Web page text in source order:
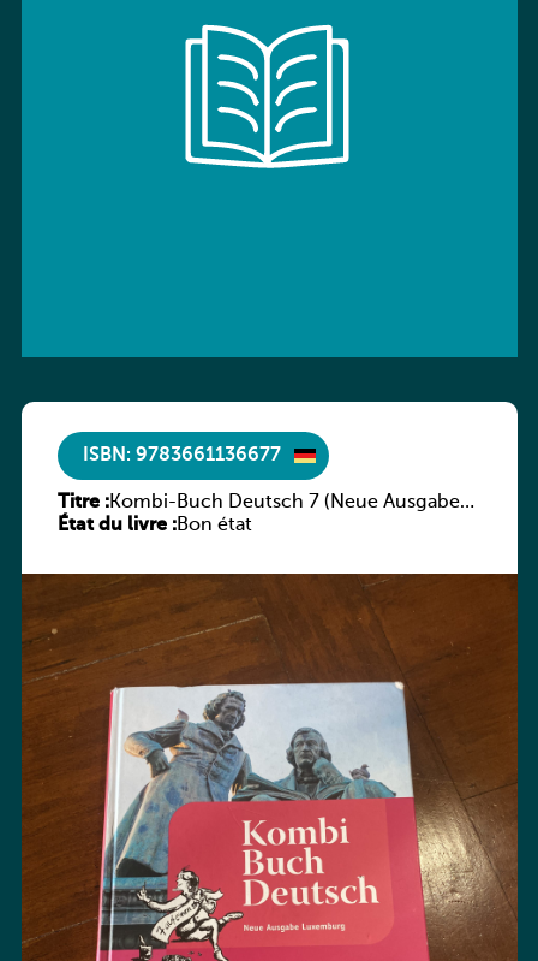
ISBN: 9783661136677
Titre :Kombi-Buch Deutsch 7 (Neue Ausgabe
Luxemburg)
État du livre :Bon état